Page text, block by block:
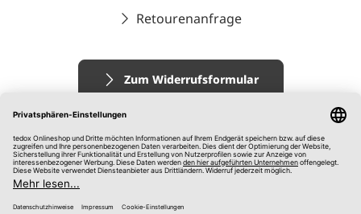
Retourenanfrage
Zum Widerrufsformular
Impressum
AGB
Datenschutz